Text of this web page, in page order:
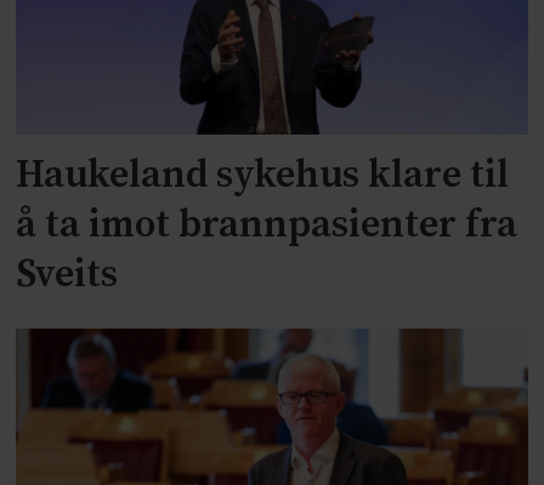
Haukeland sykehus klare til
å ta imot brannpasienter fra
Sveits